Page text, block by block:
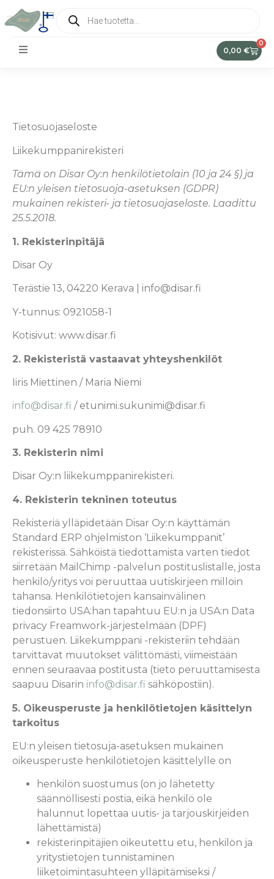
0,00 €
0
Tietosuojaseloste
Liikekumppanirekisteri
Tämä on Disar Oy:n henkilötietolain (10 ja 24 §) ja
EU:n yleisen tietosuoja-asetuksen (GDPR)
mukainen rekisteri- ja tietosuojaseloste. Laadittu
25.5.2018.
1. Rekisterinpitäjä
Disar Oy
Terästie 13, 04220 Kerava | info@disar.fi
Y-tunnus: 0921058-1
Kotisivut: www.disar.fi
2. Rekisteristä vastaavat yhteyshenkilöt
Iiris Miettinen / Maria Niemi
info@disar.fi / etunimi.sukunimi@disar.fi
puh. 09 425 78910
3. Rekisterin nimi
Disar Oy:n liikekumppanirekisteri.
4. Rekisterin tekninen toteutus
Rekisteriä ylläpidetään Disar Oy:n käyttämän
Standard ERP ohjelmiston ‘Liikekumppanit’
rekisterissä. Sähköistä tiedottamista varten tiedot
siirretään MailChimp -palvelun postituslistalle, josta
henkilö/yritys voi peruuttaa uutiskirjeen milloin
tahansa. Henkilötietojen kansainvälinen
tiedonsiirto USA:han tapahtuu EU:n ja USA:n Data
privacy Freamwork-järjestelmään (DPF)
perustuen. Liikekumppani -rekisteriin tehdään
tarvittavat muutokset välittömästi, viimeistään
ennen seuraavaa postitusta (tieto peruuttamisesta
saapuu Disarin info@disar.fi sähköpostiin).
5. Oikeusperuste ja henkilötietojen käsittelyn
tarkoitus
EU:n yleisen tietosuja-asetuksen mukainen
oikeusperuste henkilötietojen käsittelylle on
henkilön suostumus (on jo lähetetty
säännöllisesti postia, eikä henkilö ole
halunnut lopettaa uutis- ja tarjouskirjeiden
lähettämistä)
rekisterinpitäjien oikeutettu etu, henkilön ja
yritystietojen tunnistaminen
liiketoimintasuhteen ylläpitämiseksi /